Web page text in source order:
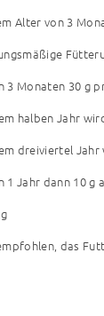
Alter von 3
3 Monaten 30 g
halben Jahr
dreiviertel
1 Jahr dann 10 g
das